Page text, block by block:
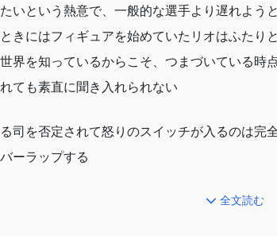
いという熱意で、一般的な選手より遅れよう
きにはフィギュアを始めていたリオはふたり
界を知っているからこそ、つまづいている時
ても素直に聞き入れられない
司を否定されて怒りのスイッチが入るのは完
ーラップする
全文読む